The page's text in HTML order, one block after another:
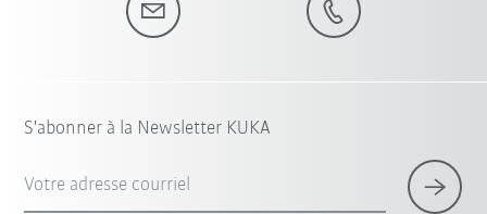
S'abonner à la Newsletter KUKA
Votre adresse courriel